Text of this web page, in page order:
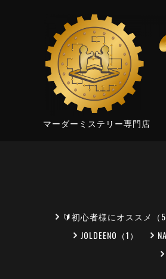
マーダーミステリー専門店
🔰初心者様にオススメ（5
JOLDEENO（1）